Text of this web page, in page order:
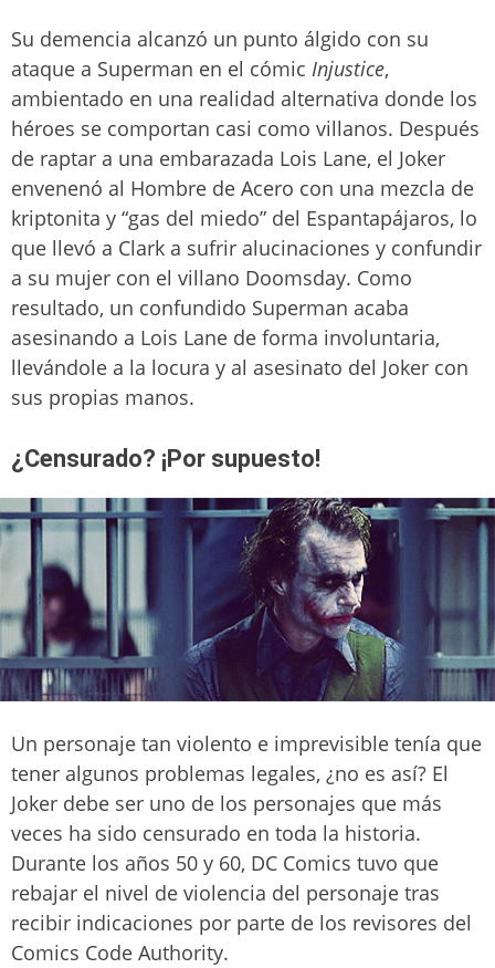
Su demencia alcanzó un punto álgido con su
ataque a Superman en el cómic Injustice,
ambientado en una realidad alternativa donde los
héroes se comportan casi como villanos. Después
de raptar a una embarazada Lois Lane, el Joker
envenenó al Hombre de Acero con una mezcla de
kriptonita y “gas del miedo” del Espantapájaros, lo
que llevó a Clark a sufrir alucinaciones y confundir
a su mujer con el villano Doomsday. Como
resultado, un confundido Superman acaba
asesinando a Lois Lane de forma involuntaria,
llevándole a la locura y al asesinato del Joker con
sus propias manos.
¿Censurado? ¡Por supuesto!
Un personaje tan violento e imprevisible tenía que
tener algunos problemas legales, ¿no es así? El
Joker debe ser uno de los personajes que más
veces ha sido censurado en toda la historia.
Durante los años 50 y 60, DC Comics tuvo que
rebajar el nivel de violencia del personaje tras
recibir indicaciones por parte de los revisores del
Comics Code Authority.